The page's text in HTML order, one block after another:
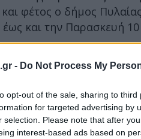
- Do Not Process My
opt-out of the sale, sharing to
for targeted advertising by
selection. Please note that after
interest-based ads based on
φέτος ο δήμος
και την Παρασκευή
διοργανώνεται
Προστασίας,
με το νοσοκομείο
Μυελού των Οστών του